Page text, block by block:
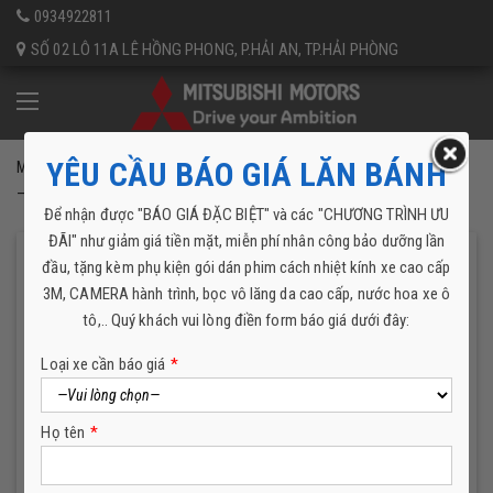
0934922811
SỐ 02 LÔ 11A LÊ HỒNG PHONG, P.HẢI AN, TP.HẢI PHÒNG
Mitsubishi Hải Phòng Tin tức - khuyến mại
VỮNG BƯỚC HÀNH TRÌNH
– VỮNG TIN HẠNH PHÚC
VỮNG BƯỚC HÀNH TRÌNH – VỮNG TIN HẠNH PHÚC
21 Tháng 2, 2023 | Tin tức - khuyến mại
Twitter
VỮNG BƯỚC HÀNH TRÌNH – VỮNG TIN HẠNH PHÚC
Cùng một nửa yêu thương dạo quanh phố phường, hay nhẹ
nhàng bên bàn tiệc với ánh nến lung linh. Dù ở đâu, vào bất cứ dịp
YÊU CẦU BÁO GIÁ LĂN BÁNH
Để nhận được "BÁO GIÁ ĐẶC BIỆT" và các "CHƯƠNG TRÌNH ƯU
ĐÃI" như giảm giá tiền mặt, miễn phí nhân công bảo dưỡng lần
đầu, tặng kèm phụ kiện gói dán phim cách nhiệt kính xe cao cấp
3M, CAMERA hành trình, bọc vô lăng da cao cấp, nước hoa xe ô
tô,.. Quý khách vui lòng điền form báo giá dưới đây:
Loại xe cần báo giá *
Họ tên *